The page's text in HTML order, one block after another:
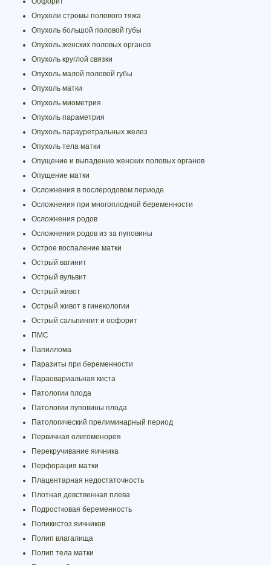
Опухоли стромы полового тяжа
Опухоль большой половой губы
Опухоль женских половых органов
Опухоль круглой связки
Опухоль малой половой губы
Опухоль матки
Опухоль миометрия
Опухоль параметрия
Опухоль парауретральных желез
Опухоль тела матки
Опущение и выпадение женских половых органов
Опущение матки
Осложнения в послеродовом периоде
Осложнения при многоплодной беременности
Осложнения родов
Осложнения родов из за пуповины
Острое воспаление матки
Острый вагинит
Острый вульвит
Острый живот
Острый живот в гинекологии
Острый сальпингит и оофорит
ПМС
Папиллома
Паразиты при беременности
Параовариальная киста
Патологии плода
Патологии пуповины плода
Патологический прелиминарный период
Первичная олигоменорея
Перекручивание яичника
Перфорация матки
Плацентарная недостаточность
Плотная девственная плева
Подростковая беременность
Поликистоз яичников
Полип влагалища
Полип тела матки